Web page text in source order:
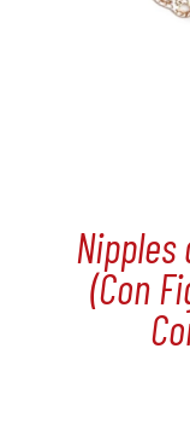
Nipples
(Con